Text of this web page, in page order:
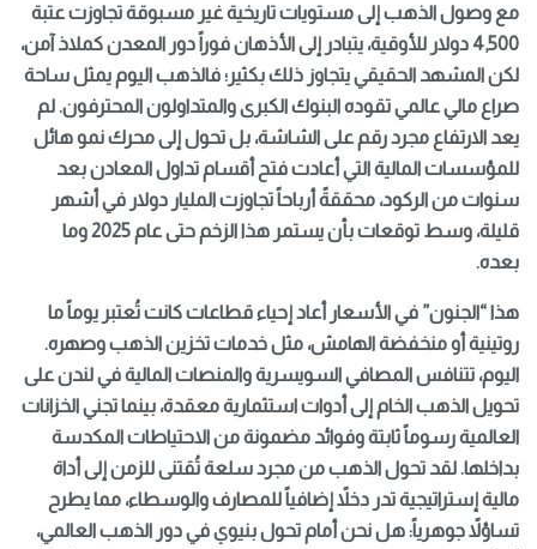
مع وصول الذهب إلى مستويات تاريخية غير مسبوقة تجاوزت عتبة
4,500 دولار للأوقية، يتبادر إلى الأذهان فوراً دور المعدن كملاذ آمن،
لكن المشهد الحقيقي يتجاوز ذلك بكثير؛ فالذهب اليوم يمثل ساحة
صراع مالي عالمي تقوده البنوك الكبرى والمتداولون المحترفون. لم
يعد الارتفاع مجرد رقم على الشاشة، بل تحول إلى محرك نمو هائل
للمؤسسات المالية التي أعادت فتح أقسام تداول المعادن بعد
سنوات من الركود، محققةً أرباحاً تجاوزت المليار دولار في أشهر
قليلة، وسط توقعات بأن يستمر هذا الزخم حتى عام 2025 وما
بعده.
هذا “الجنون” في الأسعار أعاد إحياء قطاعات كانت تُعتبر يوماً ما
روتينية أو منخفضة الهامش، مثل خدمات تخزين الذهب وصهره.
اليوم، تتنافس المصافي السويسرية والمنصات المالية في لندن على
تحويل الذهب الخام إلى أدوات استثمارية معقدة، بينما تجني الخزانات
العالمية رسوماً ثابتة وفوائد مضمونة من الاحتياطات المكدسة
بداخلها. لقد تحول الذهب من مجرد سلعة تُقتنى للزمن إلى أداة
مالية إستراتيجية تدر دخلاً إضافياً للمصارف والوسطاء، مما يطرح
تساؤلاً جوهرياً: هل نحن أمام تحول بنيوي في دور الذهب العالمي،